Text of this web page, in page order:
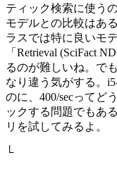
ティック検索に使う
モデルとの比較はあ
ラスでは特に良いモ
「Retrieval (SciFact
るのが難しいね。で
なり違う気がする。
のに、400/secってど
ックする問題でもあ
リを試してみるよ。
└